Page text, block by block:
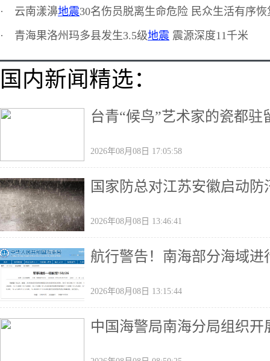
· 云南漾濞地震30名伤员脱离生命危险 民众生活有序恢
· 青海果洛州玛多县发生3.5级地震 震源深度11千米
国内新闻精选：
台青“候鸟”艺术家的瓷都
2026年08月08日 17:05:58
国家防总对江苏安徽启动
2026年08月08日 13:46:41
航行警告！南海部分海域进
2026年08月08日 13:15:44
中国海警局南海分局组织